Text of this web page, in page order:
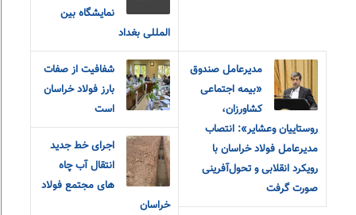
نمایشگاه بین
المللی بغداد
مدیرعامل صندوق
«بیمه اجتماعی
کشاورزان،
روستاییان و‌عشایر»: انتصاب
مدیرعامل فولاد خراسان با
رویکرد انقلابی و تحول‌آفرینی
صورت گرفت
شفافیت از صفات
بارز فولاد خراسان
است
اجرای خط جدید
انتقال آب چاه
های مجتمع فولاد
خراسان